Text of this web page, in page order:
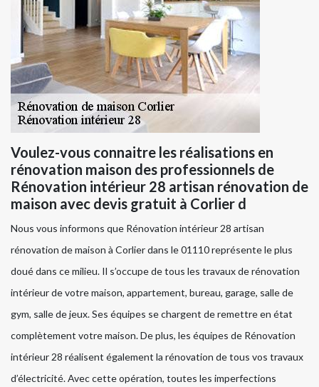
Voulez-vous connaitre les réalisations en
rénovation maison des professionnels de
Rénovation intérieur 28 artisan rénovation de
maison avec devis gratuit à Corlier d
Nous vous informons que Rénovation intérieur 28 artisan
rénovation de maison à Corlier dans le 01110 représente le plus
doué dans ce milieu. Il s’occupe de tous les travaux de rénovation
intérieur de votre maison, appartement, bureau, garage, salle de
gym, salle de jeux. Ses équipes se chargent de remettre en état
complètement votre maison. De plus, les équipes de Rénovation
intérieur 28 réalisent également la rénovation de tous vos travaux
d’électricité. Avec cette opération, toutes les imperfections